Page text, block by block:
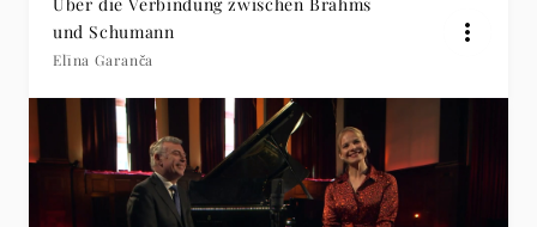
und Schumann
Elīna Garanča